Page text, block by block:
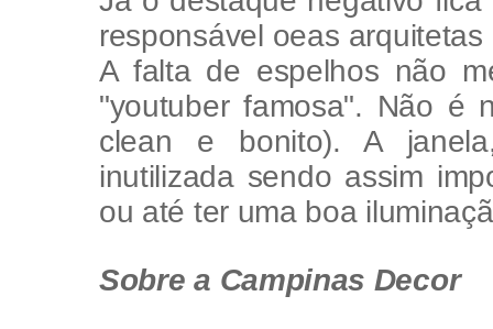
responsável oeas
A falta de espelhos não
"youtuber famosa". Não é
clean e bonito). A
inutilizada sendo assim
ou até ter uma boa
Sobre a Campinas Decor